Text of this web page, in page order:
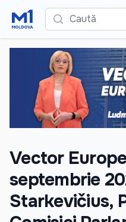
Caută
Vector
septembrie
Starkevičius,